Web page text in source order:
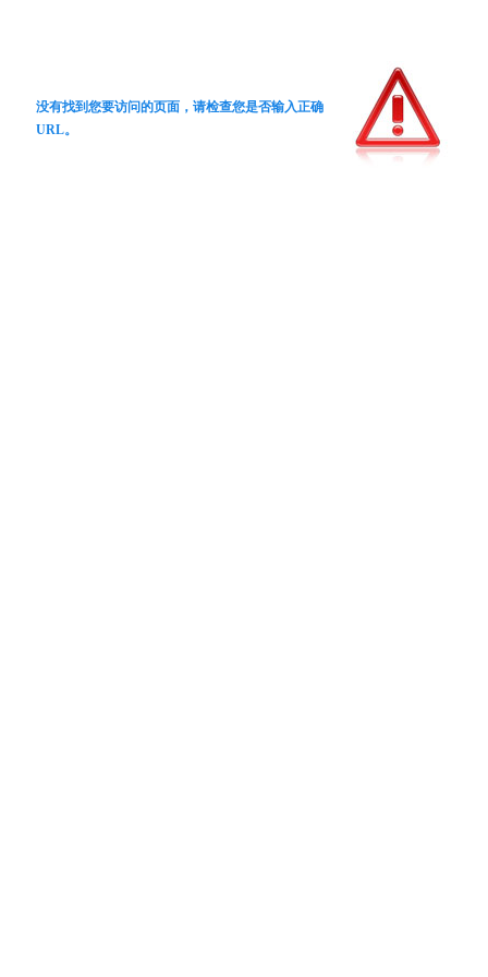
没有找到您要访问的页面，请检查您是否输入正确
URL。